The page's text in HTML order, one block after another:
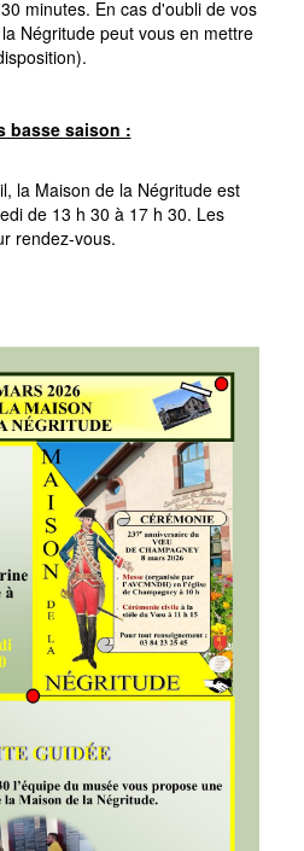
minutes. En cas d'oubli de vos
Négritude peut vous en mettre
basse saison :
la Maison de la Négritude est
de 13 h 30 à 17 h 30. Les
rendez-vous.